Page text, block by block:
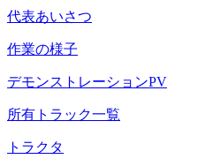
代表あいさつ
作業の様子
デモンストレーションPV
所有トラック一覧
トラクタ